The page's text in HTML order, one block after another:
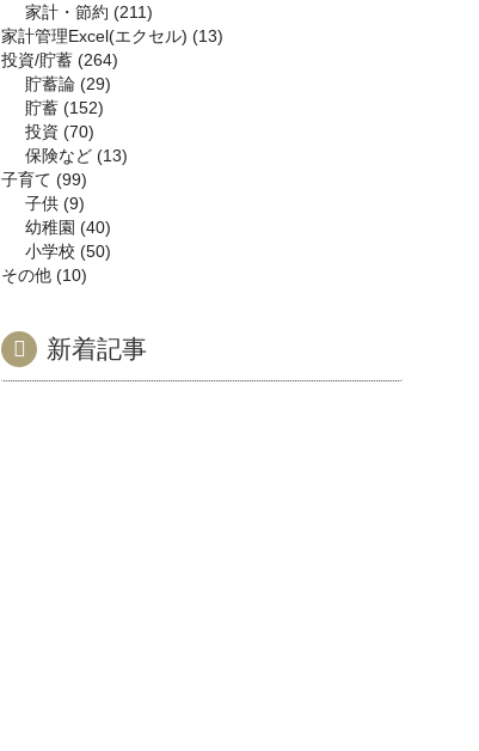
家計・節約
211
家計管理Excel(エクセル)
13
投資/貯蓄 264
貯蓄論 29
貯蓄
152
投資
70
保険など
13
子育て
99
子供 9
幼稚園
40
小学校
50
その他
10
新着記事